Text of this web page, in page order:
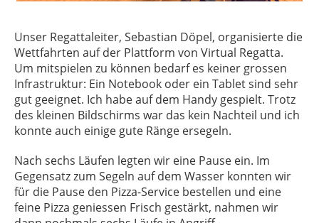
Unser Regattaleiter, Sebastian Döpel, organisierte die
Wettfahrten auf der Plattform von Virtual Regatta.
Um mitspielen zu können bedarf es keiner grossen
Infrastruktur: Ein Notebook oder ein Tablet sind sehr
gut geeignet. Ich habe auf dem Handy gespielt. Trotz
des kleinen Bildschirms war das kein Nachteil und ich
konnte auch einige gute Ränge ersegeln.
Nach sechs Läufen legten wir eine Pause ein. Im
Gegensatz zum Segeln auf dem Wasser konnten wir
für die Pause den Pizza-Service bestellen und eine
feine Pizza geniessen Frisch gestärkt, nahmen wir